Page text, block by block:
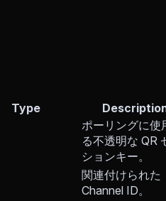
Type
ポーリングに使
る不透明な QR
ションキー。
関連付けられた
Channel ID。